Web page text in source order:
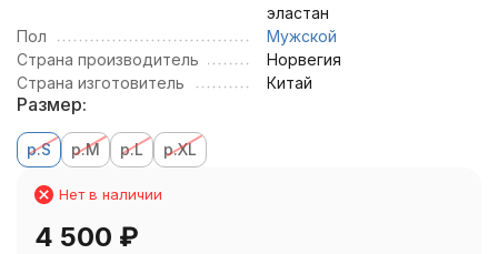
эластан
Пол
Мужской
Страна производитель
Норвегия
Страна изготовитель
Китай
Размер:
р.S р.M р.L р.XL
Нет в наличии
4 500 ₽